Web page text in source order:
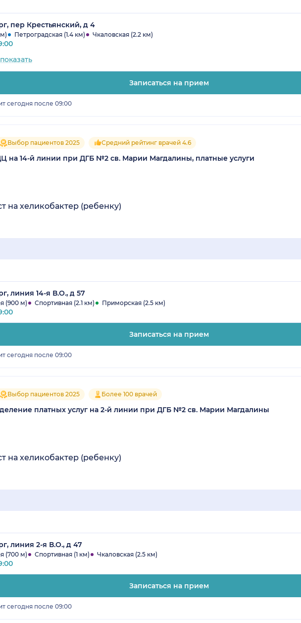
пер Крестьянский, д 4
Петроградская (1.4 км) Чкаловская (2.2 км)
показать
Записаться на прием
сегодня после 09:00
Выбор пациентов 2025 Средний рейтинг врачей 4.6
на 14-й линии при ДГБ №2 св. Марии Магдалины, платные услуги
на хеликобактер (ребенку)
линия 14-я В.О., д 57
(900 м) Спортивная (2.1 км) Приморская (2.5 км)
Записаться на прием
сегодня после 09:00
Выбор пациентов 2025 Более 100 врачей
платных услуг на 2-й линии при ДГБ №2 св. Марии Магдалины
на хеликобактер (ребенку)
линия 2-я В.О., д 47
(700 м) Спортивная (1 км) Чкаловская (2.5 км)
Записаться на прием
сегодня после 09:00